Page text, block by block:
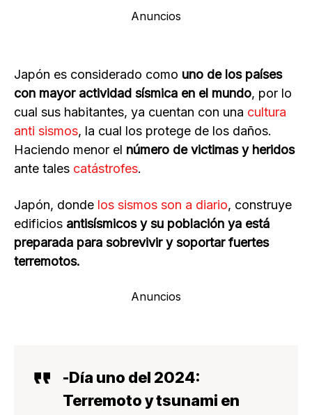
Anuncios
Japón es considerado como uno de los países
con mayor actividad sísmica en el mundo, por lo
cual sus habitantes, ya cuentan con una cultura
anti sismos, la cual los protege de los daños.
Haciendo menor el número de victimas y heridos
ante tales catástrofes.
Japón, donde los sismos son a diario, construye
edificios antisísmicos y su población ya está
preparada para sobrevivir y soportar fuertes
terremotos.
Anuncios
-Día uno del 2024:
Terremoto y tsunami en